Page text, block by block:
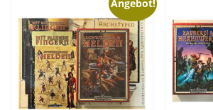
Angebot!